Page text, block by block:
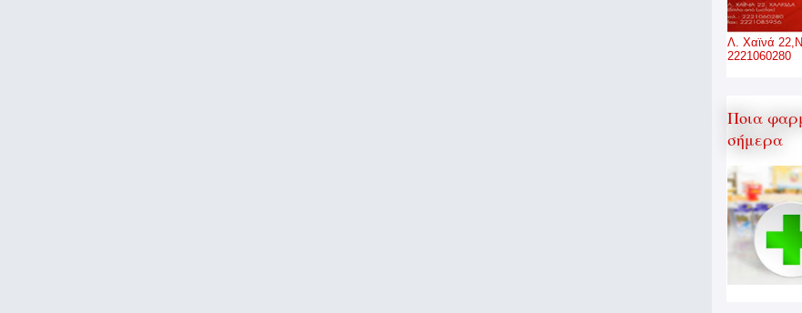
Λ. Χαϊνά
2221060280
Ποια
σήμερα